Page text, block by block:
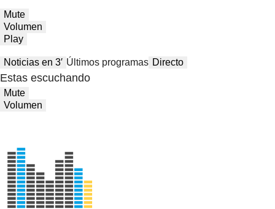
Mute
Volumen
Play
Noticias en 3′ Últimos programas Directo
Estas escuchando
Mute
Volumen